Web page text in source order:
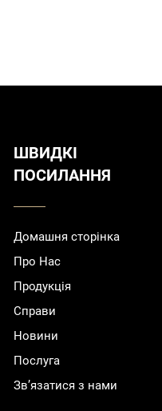
ШВИДКІ
ПОСИЛАННЯ
Домашня сторінка
Про Нас
Продукція
Справи
Новини
Послуга
Зв’язатися з нами